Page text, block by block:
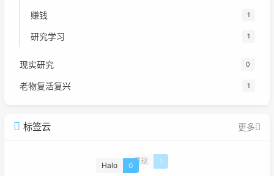
赚钱 1
研究学习 1
现实研究 0
老物复活复兴 1
标签云 更多
Halo 0重现 1